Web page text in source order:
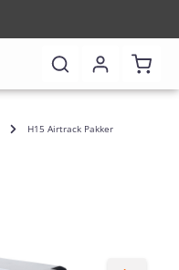
H15 Airtrack Pakker